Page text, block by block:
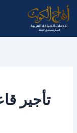
تخطي
إلى
المحتوى
تأجير